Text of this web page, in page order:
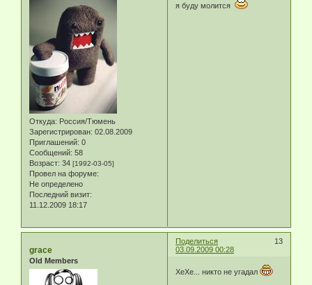
Откуда: Россия/Тюмень
Зарегистрирован: 02.08.2009
Приглашений: 0
Сообщений: 58
Возраст: 34 [1992-03-05]
Провел на форуме:
Не определено
Последний визит:
11.12.2009 18:17
я буду молится
Поделиться
13
03.09.2009 00:28
grace
Old Members
ХеХе... никто не угадал